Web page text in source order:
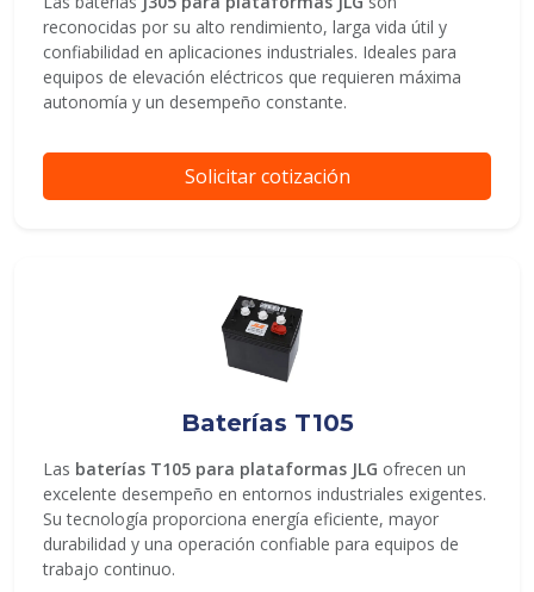
reconocidas por su alto rendimiento, larga vida útil y
confiabilidad en aplicaciones industriales. Ideales para
equipos de elevación eléctricos que requieren máxima
autonomía y un desempeño constante.
Solicitar cotización
Baterías T105
Las baterías T105 para plataformas JLG ofrecen un
excelente desempeño en entornos industriales exigentes.
Su tecnología proporciona energía eficiente, mayor
durabilidad y una operación confiable para equipos de
trabajo continuo.